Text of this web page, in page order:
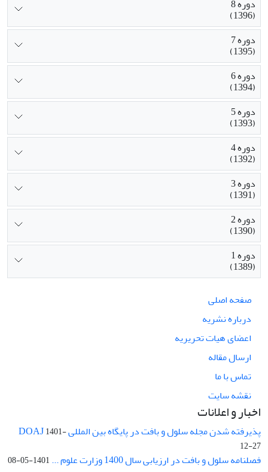
دوره 8
(1396)
دوره 7
(1395)
دوره 6
(1394)
دوره 5
(1393)
دوره 4
(1392)
دوره 3
(1391)
دوره 2
(1390)
دوره 1
(1389)
صفحه اصلی
درباره نشریه
اعضای هیات تحریریه
ارسال مقاله
تماس با ما
نقشه سایت
اخبار و اعلانات
پذیرفته شدن مجله سلول و بافت در پایگاه بین المللی DOAJ1401-
12-27
فصلنامه سلول و بافت در ارزیابی سال 1400 وزارت علوم ... 1401-05-08